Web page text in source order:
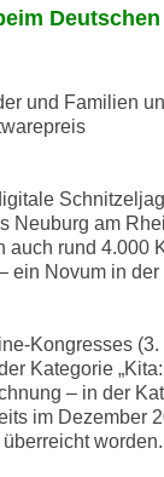
Deutschen
und Familien
Neuburg am
auch rund 4.000
ein Novum in der
Kongresses (3.
Kategorie
– in der
im Dezember
worden.